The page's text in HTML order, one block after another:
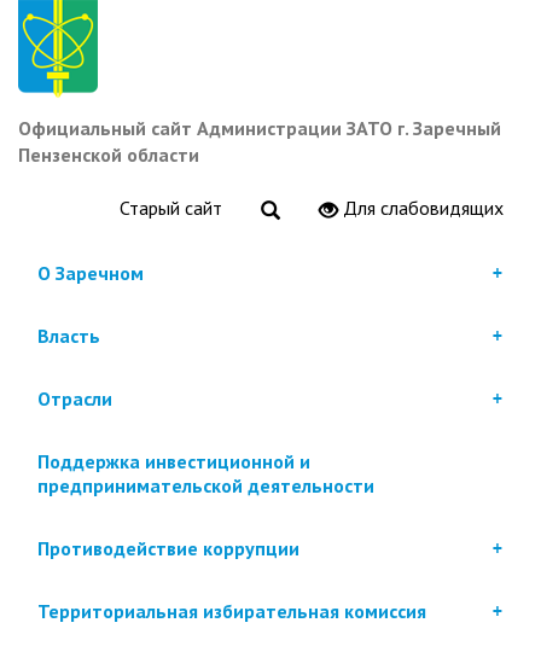
Перейти
основному
содержанию
Официальный сайт Администрации ЗАТО г. Заречный
Пензенской области
Старый сайт Для слабовидящих
О Заречном
Власть
Отрасли
Поддержка инвестиционной и
предпринимательской деятельности
Противодействие коррупции
Территориальная избирательная комиссия